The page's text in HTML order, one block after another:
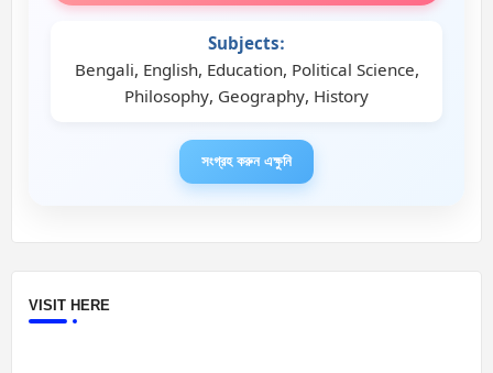
Subjects:
Bengali, English, Education, Political Science,
Philosophy, Geography, History
সংগ্রহ করুন এক্ষুনি
VISIT HERE